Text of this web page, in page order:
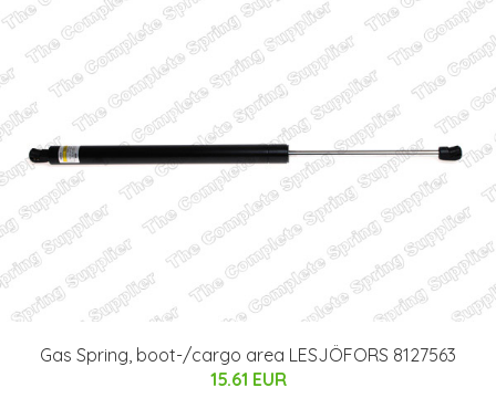
Gas Spring, boot-/cargo area LESJÖFORS 8127563
15.61 EUR